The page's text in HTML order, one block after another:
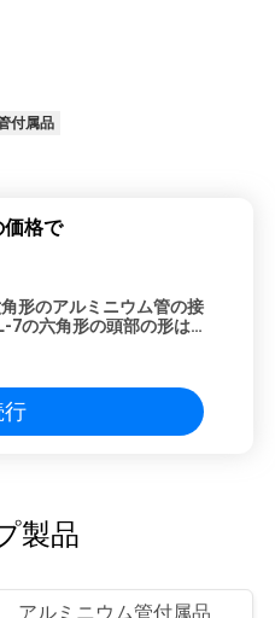
付属品
価格で
形のアルミニウム管の接
7の六角形の頭部の形は技
行
製品
アルミニウム管付属品